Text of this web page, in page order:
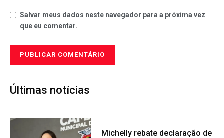
Salvar meus dados neste navegador para a próxima vez
que eu comentar.
Últimas notícias
Michelly rebate declaração de